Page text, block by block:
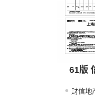
61版
财信地